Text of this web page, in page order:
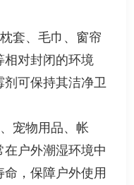
套、毛巾、窗帘
相对封闭的环境
可保持其洁净卫
宠物用品、帐
户外潮湿环境中
，保障户外使用